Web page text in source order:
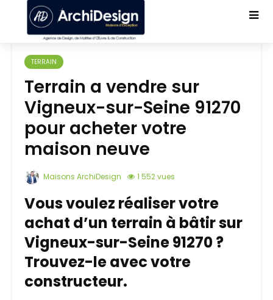
TERRAIN
Terrain a vendre sur
Vigneux-sur-Seine 91270
pour acheter votre
maison neuve
Maisons ArchiDesign 1 552 vues
Vous voulez réaliser votre
achat d’un terrain à bâtir sur
Vigneux-sur-Seine 91270 ?
Trouvez-le avec votre
constructeur.